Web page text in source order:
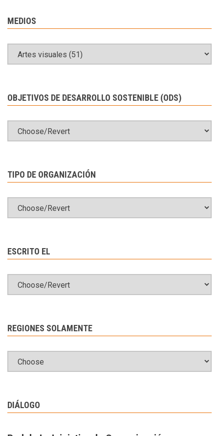
MEDIOS
OBJETIVOS DE DESARROLLO SOSTENIBLE (ODS)
TIPO DE ORGANIZACIÓN
ESCRITO EL
REGIONES SOLAMENTE
DIÁLOGO